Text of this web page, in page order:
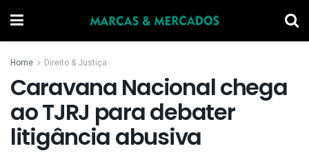
Home Direito & Justiça
Caravana Nacional chega
ao TJRJ para debater
litigância abusiva